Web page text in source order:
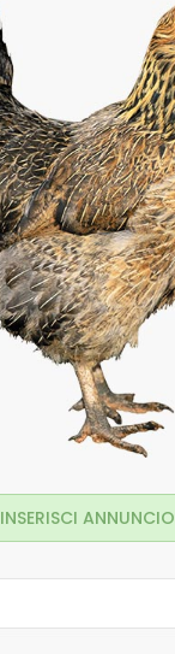
INSERISCI ANNUNCIO